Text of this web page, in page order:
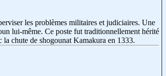
les problèmes militaires et judiciaires. Une
lui-même. Ce poste fut traditionnellement hérité
chute de shogounat Kamakura en 1333.